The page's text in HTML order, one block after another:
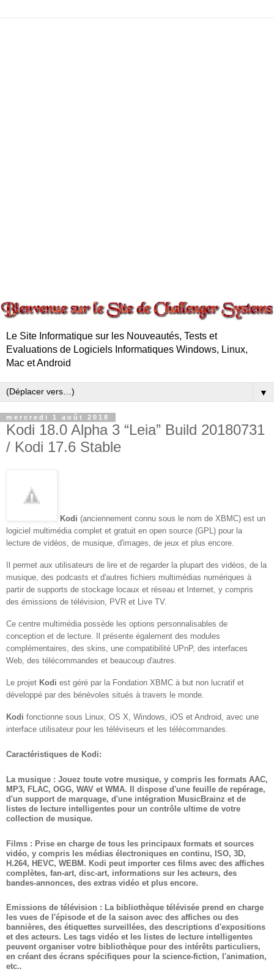
Le Site Informatique sur les Nouveautés, Tests et
Evaluations de Logiciels Informatiques Windows, Linux,
Mac et Android
▼
mercredi 1 août 2018
Kodi 18.0 Alpha 3 “Leia” Build 20180731
/ Kodi 17.6 Stable
Kodi (anciennement connu sous le nom de XBMC) est un
logiciel multimédia complet et gratuit en open source (GPL) pour la
lecture de vidéos, de musique, d'images, de jeux et plus encore.
Il permet aux utilisateurs de lire et de regarder la plupart des vidéos, de la
musique, des podcasts et d'autres fichiers multimédias numériques à
partir de supports de stockage locaux et réseau et Internet, y compris
des émissions de télévision, PVR et Live TV.
Ce centre multimédia possède les options personnalisables de
conception et de lecture. Il présente également des modules
complémentaires, des skins, une compatibilité UPnP, des interfaces
Web, des télécommandes et beaucoup d'autres.
Le projet Kodi est géré par la Fondation XBMC à but non lucratif et
développé par des bénévoles situés à travers le monde.
Kodi fonctionne sous Linux, OS X, Windows, iOS et Android, avec une
interface utilisateur pour les téléviseurs et les télécommandes.
Caractéristiques de Kodi:
La musique : Jouez toute votre musique, y compris les formats AAC,
MP3, FLAC, OGG, WAV et WMA. Il dispose d'une feuille de repérage,
d'un support de marquage, d'une intégration MusicBrainz et de
listes de lecture intelligentes pour un contrôle ultime de votre
collection de musique.
Films : Prise en charge de tous les principaux formats et sources
vidéo, y compris les médias électroniques en continu, ISO, 3D,
H.264, HEVC, WEBM. Kodi peut importer ces films avec des affiches
complètes, fan-art, disc-art, informations sur les acteurs, des
bandes-annonces, des extras vidéo et plus encore.
Emissions de télévision : La bibliothèque télévisée prend en charge
les vues de l'épisode et de la saison avec des affiches ou des
bannières, des étiquettes surveillées, des descriptions d'expositions
et des acteurs. Les tags vidéo et les listes de lecture intelligentes
peuvent organiser votre bibliothèque pour des intérêts particuliers,
en créant des écrans spécifiques pour la science-fiction, l'animation,
etc..